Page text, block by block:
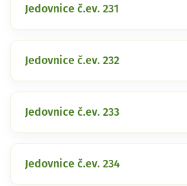
Jedovnice č.ev. 231
Jedovnice č.ev. 232
Jedovnice č.ev. 233
Jedovnice č.ev. 234